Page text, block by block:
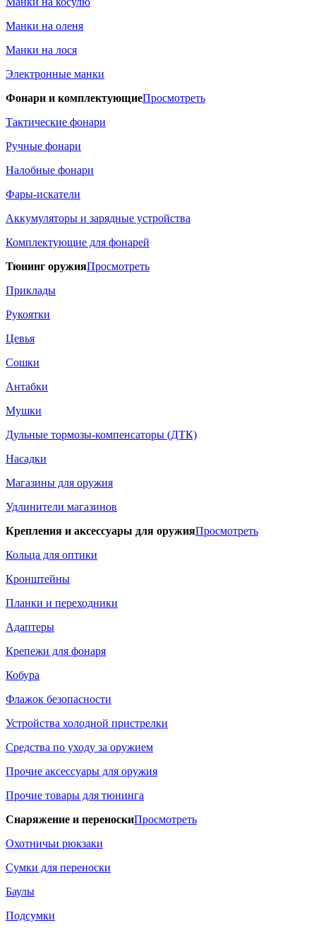
Манки на оленя
Манки на лося
Электронные манки
Фонари и комплектующиеПросмотреть
Тактические фонари
Ручные фонари
Налобные фонари
Фары-искатели
Аккумуляторы и зарядные устройства
Комплектующие для фонарей
Тюнинг оружияПросмотреть
Приклады
Рукоятки
Цевья
Сошки
Антабки
Мушки
Дульные тормозы-компенсаторы (ДТК)
Насадки
Магазины для оружия
Удлинители магазинов
Крепления и аксессуары для оружияПросмотреть
Кольца для оптики
Кронштейны
Планки и переходники
Адаптеры
Крепежи для фонаря
Кобура
Флажок безопасности
Устройства холодной пристрелки
Средства по уходу за оружием
Прочие аксессуары для оружия
Прочие товары для тюнинга
Снаряжение и переноскиПросмотреть
Охотничьи рюкзаки
Сумки для переноски
Баулы
Подсумки